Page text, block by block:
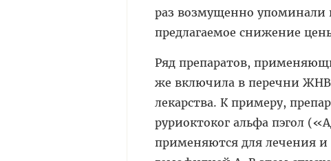
раз возмущенно упоминали
предлагаемое снижение
Ряд препаратов,
же включила в перечни
лекарства. К примеру,
руриоктоког альфа пэгол
применяются для лечения